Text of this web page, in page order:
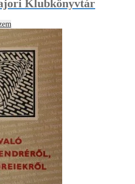
Klubkönyvtár